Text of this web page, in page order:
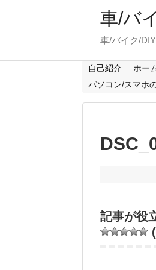
車/バ
車/バイク/
自己紹介 ホー
パソコン/スマホ
記事が役